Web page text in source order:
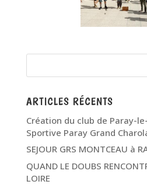
ARTICLES RÉCENTS
Création du club de Paray-
Sportive Paray Grand
SEJOUR GRS MONTCEAU à
QUAND LE DOUBS
LOIRE